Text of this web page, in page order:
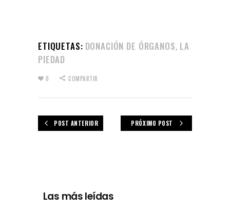
ETIQUETAS: DONACIÓN DE ÓRGANOS, LA
PIEDAD
0 COMPARTIR
POST ANTERIOR PRÓXIMO POST
Las más leídas